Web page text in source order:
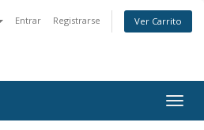
Entrar Registrarse Ver Carrito